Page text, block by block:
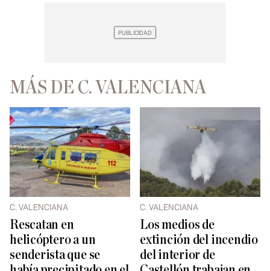
MÁS DE C. VALENCIANA
C. VALENCIANA
Rescatan en
helicóptero a un
senderista que se
C. VALENCIANA
Los medios de
extinción del incendio
del interior de